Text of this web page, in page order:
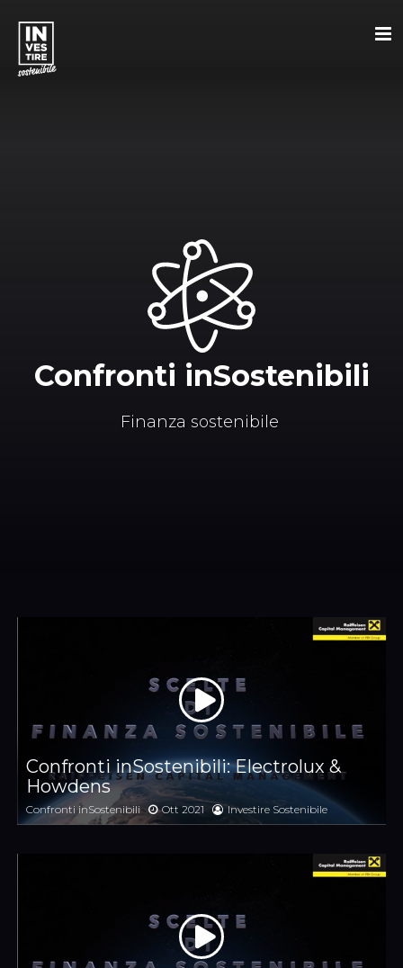
Confronti inSostenibili
Finanza sostenibile
Confronti inSostenibili: Electrolux &
Howdens
Confronti inSostenibili Ott 2021 Investire Sostenibile